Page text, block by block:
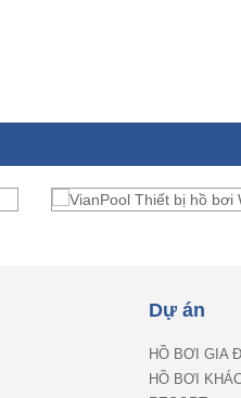
Dự án
HỒ BƠI GIA
HỒ BƠI